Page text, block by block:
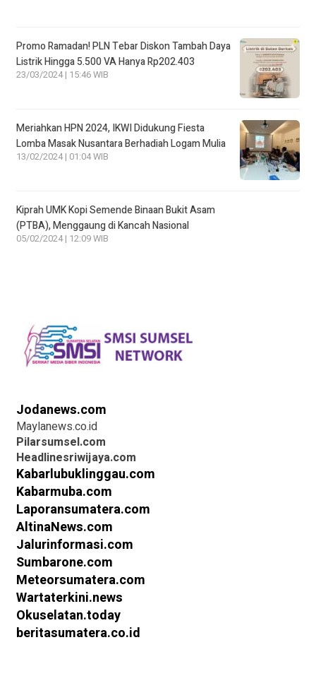
Promo Ramadan! PLN Tebar Diskon Tambah Daya
Listrik Hingga 5.500 VA Hanya Rp202.403
23/03/2024 | 15:46 WIB
Meriahkan HPN 2024, IKWI Didukung Fiesta
Lomba Masak Nusantara Berhadiah Logam Mulia
13/02/2024 | 01:04 WIB
Kiprah UMK Kopi Semende Binaan Bukit Asam
(PTBA), Menggaung di Kancah Nasional
05/02/2024 | 12:09 WIB
Jodanews.com
Maylanews.co.id
Pilarsumsel.com
Headlinesriwijaya.com
Kabarlubuklinggau.com
Kabarmuba.com
Laporansumatera.com
AltinaNews.com
Jalurinformasi.com
Sumbarone.com
Meteorsumatera.com
Wartaterkini.news
Okuselatan.today
beritasumatera.co.id